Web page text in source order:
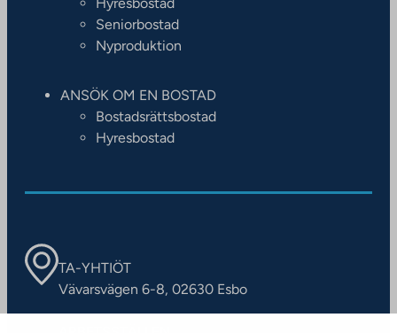
Seniorbostad
Nyproduktion
ANSÖK OM EN BOSTAD
Bostadsrättsbostad
Hyresbostad
TA-YHTIÖT
Vävarsvägen 6-8, 02630 Esbo